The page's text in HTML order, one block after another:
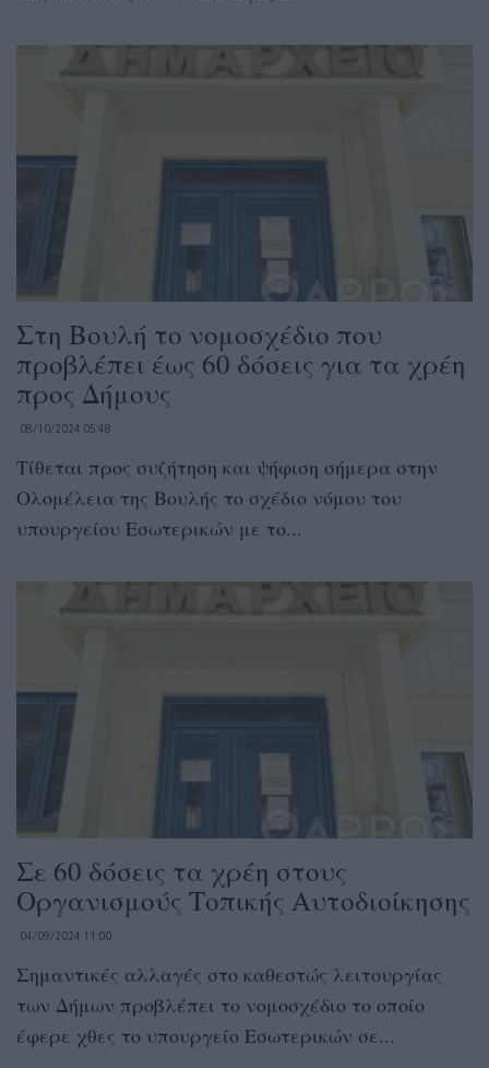
Στη Βουλή το νομοσχέδιο που
προβλέπει έως 60 δόσεις για τα χρέη
προς Δήμους
08/10/2024 05:48
Τίθεται προς συζήτηση και ψήφιση σήμερα στην
Ολομέλεια της Βουλής το σχέδιο νόμου του
υπουργείου Εσωτερικών με το...
Σε 60 δόσεις τα χρέη στους
Οργανισμούς Τοπικής Αυτοδιοίκησης
04/09/2024 11:00
Σημαντικές αλλαγές στο καθεστώς λειτουργίας
των Δήμων προβλέπει το νομοσχέδιο το οποίο
έφερε χθες το υπουργείο Εσωτερικών σε...